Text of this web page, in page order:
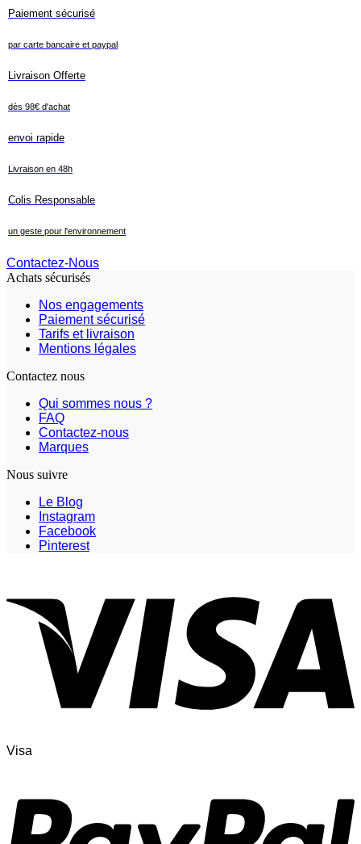
Paiement sécurisé
par carte bancaire et paypal
Livraison Offerte
dès 98€ d'achat
envoi rapide
Livraison en 48h
Colis Responsable
un geste pour l'environnement
Contactez-Nous
Achats sécurisés
Nos engagements
Paiement sécurisé
Tarifs et livraison
Mentions légales
Contactez nous
Qui sommes nous ?
FAQ
Contactez-nous
Marques
Nous suivre
Le Blog
Instagram
Facebook
Pinterest
Visa